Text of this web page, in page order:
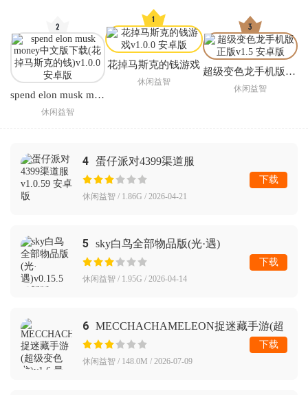
spend elon musk money中文版下载(花掉马斯克的钱)
休闲益智
花掉马斯克的钱游戏
休闲益智
超级变色龙手机版正版
休闲益智
4 蛋仔派对4399渠道服
休闲益智 / 1.86G / 2026-04-21
下载
5 sky白鸟全部物品版(光·遇)
休闲益智 / 1.95G / 2026-04-14
下载
6 MECCHACHAMELEON捉迷藏手游(超
级变色龙)
休闲益智 / 148.0M / 2026-07-09
下载